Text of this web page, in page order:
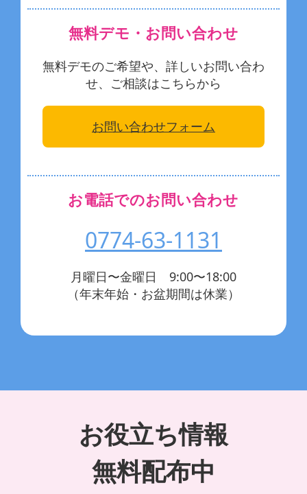
無料デモ・お問い合わせ
無料デモのご希望や、詳しいお問い合わ
せ、ご相談はこちらから
お問い合わせフォーム
お電話でのお問い合わせ
0774-63-1131
月曜日〜金曜日 9:00〜18:00
（年末年始・お盆期間は休業）
お役立ち情報
無料配布中